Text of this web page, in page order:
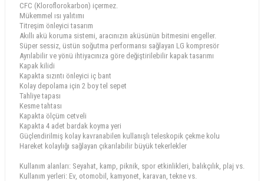
CFC (Kloroflorokarbon) içermez.
Mükemmel ısı yalıtımı
Titreşim önleyici tasarım
Akıllı akü koruma sistemi, aracınızın aküsünün bitmesini engeller.
Süper sessiz, üstün soğutma performansı sağlayan LG kompresör
Ayrılabilir ve yönü ihtiyacınıza göre değiştirilebilir kapak tasarımı
Kapak kilidi
Kapakta sızıntı önleyici iç bant
Kolay depolama için 2 boy tel sepet
Tahliye tapası
Kesme tahtası
Kapakta ölçüm cetveli
Kapakta 4 adet bardak koyma yeri
Güçlendirilmiş kolay kavranabilen kullanışlı teleskopik çekme kolu
Hareket kolaylığı sağlayan çıkarılabilir büyük tekerlekler
Kullanım alanları: Seyahat, kamp, piknik, spor etkinlikleri, balıkçılık, plaj vs.
Kullanım yerleri: Ev, otomobil, kamyonet, karavan, tekne vs.